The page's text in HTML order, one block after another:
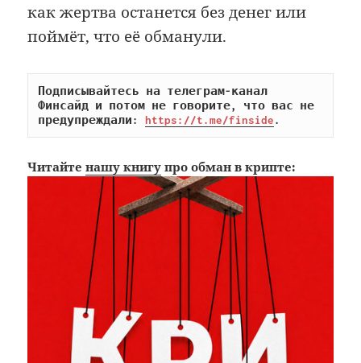
как жертва останется без денег или
поймёт, что её обманули.
Подписывайтесь на телеграм-канал
Финсайд и потом не говорите, что вас не
предупреждали: https://t.me/finside.
Читайтенашу книгу про обман в крипте: